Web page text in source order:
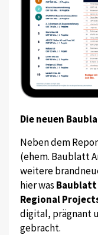
Die neuen
Neben dem
(ehem. Baublatt
weitere
hier was Baublatt
Regional
digital, prägnant
gebracht.